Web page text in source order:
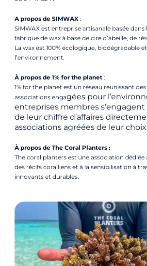
A propos de SIMWAX :
SIMWAX est entreprise artisanale basée dans
fabrique de wax à base de cire d’abeille, de
La wax est 100% écologique, biodégradable
l’environnement.
À propos de 1% for the planet :
1% for the planet est un réseau réunissant
associations engagées pour
entreprises membres s’engagent
de leur chiffre d’affaires
associations agréées de leur
À propos de The Coral Planters :
The coral planters est une association dédiée
des récifs coralliens et à la sensibilisation à
innovants et durables.